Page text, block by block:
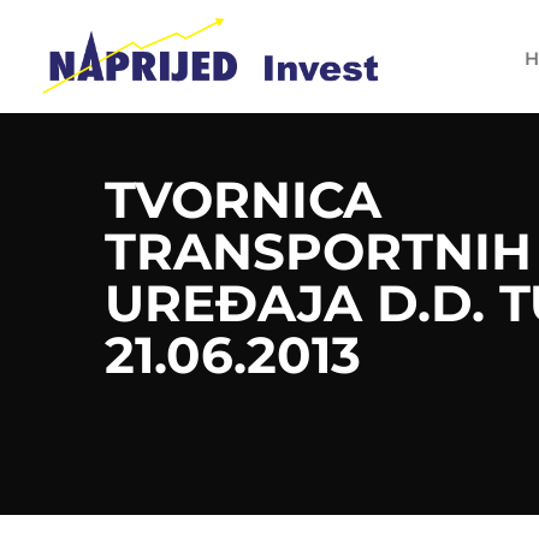
TVORNICA
TRANSPORTNIH
UREĐAJA D.D.
21.06.2013